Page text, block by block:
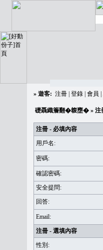
» 遊客: 注冊 登錄 會員
礎聶織簷翻�䪖壅� » 注
注冊 - 必填內容
用戶名:
密碼:
確認密碼:
安全提問:
回答:
Email:
注冊 - 選填內容
性別: